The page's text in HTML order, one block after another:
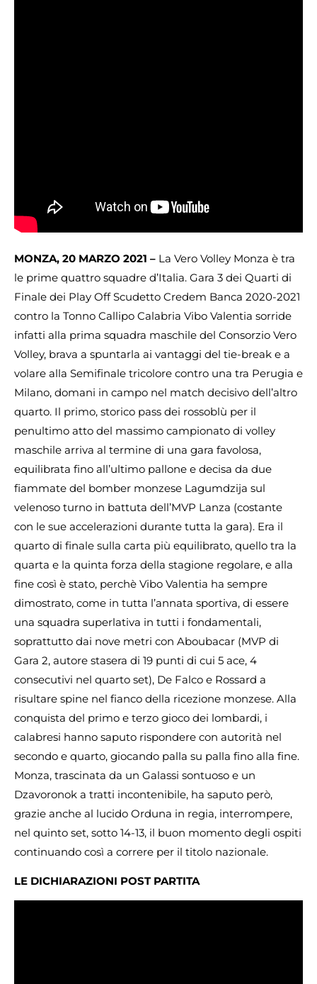
MONZA, 20 MARZO 2021 – La Vero Volley Monza è tra
le prime quattro squadre d’Italia. Gara 3 dei Quarti di
Finale dei Play Off Scudetto Credem Banca 2020-2021
contro la Tonno Callipo Calabria Vibo Valentia sorride
infatti alla prima squadra maschile del Consorzio Vero
Volley, brava a spuntarla ai vantaggi del tie-break e a
volare alla Semifinale tricolore contro una tra Perugia e
Milano, domani in campo nel match decisivo dell’altro
quarto. Il primo, storico pass dei rossoblù per il
penultimo atto del massimo campionato di volley
maschile arriva al termine di una gara favolosa,
equilibrata fino all’ultimo pallone e decisa da due
fiammate del bomber monzese Lagumdzija sul
velenoso turno in battuta dell’MVP Lanza (costante
con le sue accelerazioni durante tutta la gara). Era il
quarto di finale sulla carta più equilibrato, quello tra la
quarta e la quinta forza della stagione regolare, e alla
fine così è stato, perchè Vibo Valentia ha sempre
dimostrato, come in tutta l’annata sportiva, di essere
una squadra superlativa in tutti i fondamentali,
soprattutto dai nove metri con Aboubacar (MVP di
Gara 2, autore stasera di 19 punti di cui 5 ace, 4
consecutivi nel quarto set), De Falco e Rossard a
risultare spine nel fianco della ricezione monzese. Alla
conquista del primo e terzo gioco dei lombardi, i
calabresi hanno saputo rispondere con autorità nel
secondo e quarto, giocando palla su palla fino alla fine.
Monza, trascinata da un Galassi sontuoso e un
Dzavoronok a tratti incontenibile, ha saputo però,
grazie anche al lucido Orduna in regia, interrompere,
nel quinto set, sotto 14-13, il buon momento degli ospiti
continuando così a correre per il titolo nazionale.
LE DICHIARAZIONI POST PARTITA